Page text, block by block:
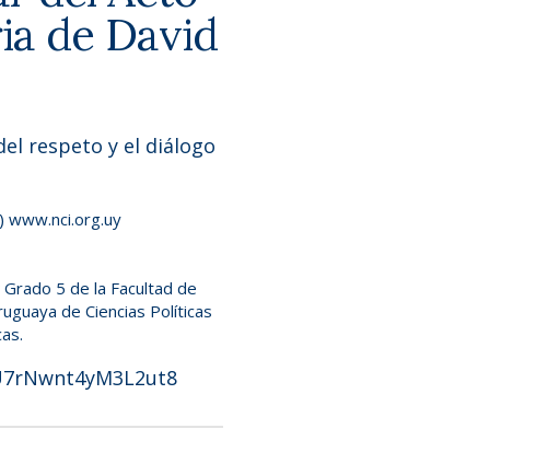
de David
respeto y el diálogo
www.nci.org.uy
5 de la Facultad de
de Ciencias Políticas